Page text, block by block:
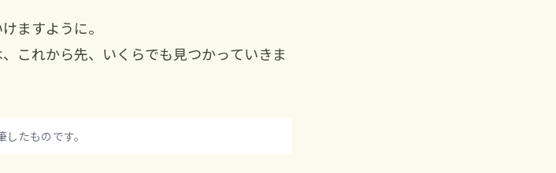
ますように。
これから先、いくらでも見つかっていきま
たものです。